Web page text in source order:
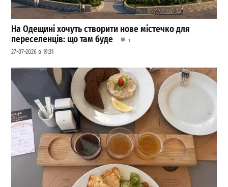
На Одещині хочуть створити нове містечко для
переселенців: що там буде
1
27-07-2026 в 19:31